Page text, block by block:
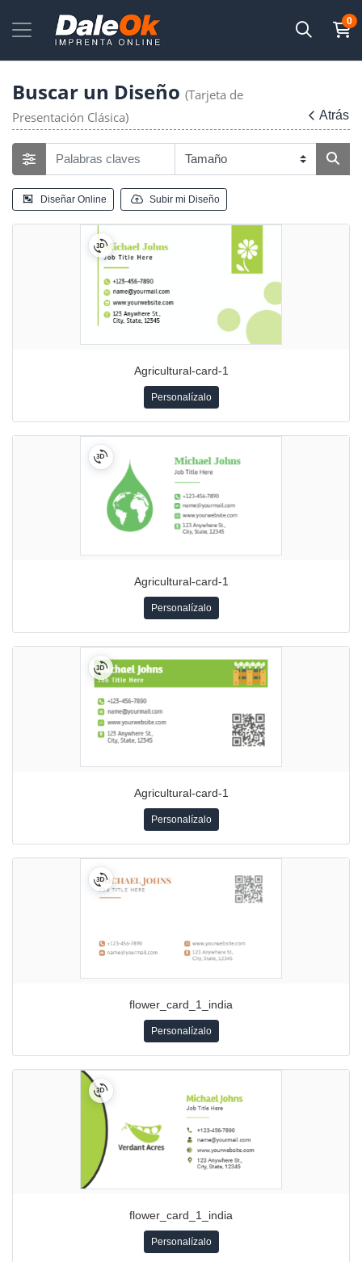
0
Buscar un Diseño (Tarjeta de
Presentación Clásica)
Atrás
Diseñar Online Subir mi Diseño
Agricultural-card-1
Personalízalo
Agricultural-card-1
Personalízalo
Agricultural-card-1
Personalízalo
flower_card_1_india
Personalízalo
flower_card_1_india
Personalízalo